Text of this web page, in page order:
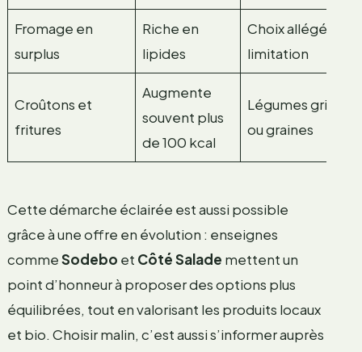
Fromage en
surplus
Riche en
lipides
Choix allégé ou
limitation
Croûtons et
fritures
Augmente
souvent plus
de 100 kcal
Légumes grillés
ou graines
Cette démarche éclairée est aussi possible
grâce à une offre en évolution : enseignes
commeSodebo et Côté Salade mettent un
point d’honneur à proposer des options plus
équilibrées, tout en valorisant les produits locaux
et bio. Choisir malin, c’est aussi s’informer auprès